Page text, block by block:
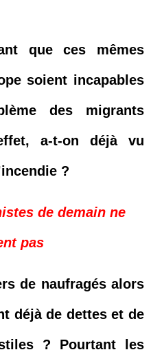
que ces mêmes
soient incapables
des migrants
a-t-on déjà vu
?
de demain ne
pas
de naufragés alors
déjà de dettes et de
? Pourtant les